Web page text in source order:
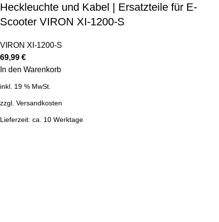
Heckleuchte und Kabel | Ersatzteile für E-
Scooter VIRON XI-1200-S
VIRON XI-1200-S
69,99 €
In den Warenkorb
inkl. 19 % MwSt.
zzgl. Versandkosten
Lieferzeit: ca. 10 Werktage